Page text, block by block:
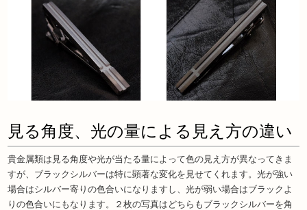
見る角度、光の量による見え方の違い
貴金属類は見る角度や光が当たる量によって色の見え方が異なってきま
すが、ブラックシルバーは特に顕著な変化を見せてくれます。光が強い
場合はシルバー寄りの色合いになりますし、光が弱い場合はブラックよ
りの色合いにもなります。２枚の写真はどちらもブラックシルバーを角